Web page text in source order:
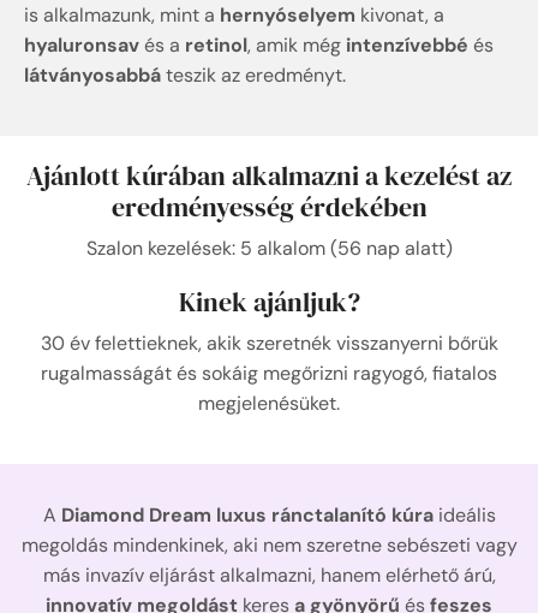
is alkalmazunk, mint a hernyóselyem kivonat, a
hyaluronsavés a retinol, amik még intenzívebbé és
látványosabbáteszik az eredményt.
Ajánlott kúrában alkalmazni a kezelést az
eredményesség érdekében​
Szalon kezelések: 5 alkalom (56 nap alatt)
Kinek ajánljuk?
30 év felettieknek, akik szeretnék visszanyerni bőrük
rugalmasságát és sokáig megőrizni ragyogó, fiatalos
megjelenésüket.
A Diamond Dream luxus ránctalanító kúraideális
megoldás mindenkinek, aki nem szeretne sebészeti vagy
más invazív eljárást alkalmazni, hanem elérhető árú,
innovatív megoldást keres a gyönyörű ésfeszes